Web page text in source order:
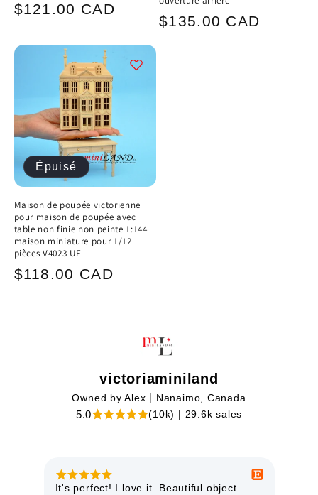
Prix
$121.00 CAD
Prix
$135.00 CAD
Épuisé
Maison de poupée victorienne
pour maison de poupée avec
table non finie non peinte 1:144
maison miniature pour 1/12
pièces V4023 UF
Prix
$118.00 CAD
victoriaminiland
Owned by Alex | Nanaimo, Canada
5.0 (10k) | 29.6k sales
It's perfect! I love it. Beautiful object